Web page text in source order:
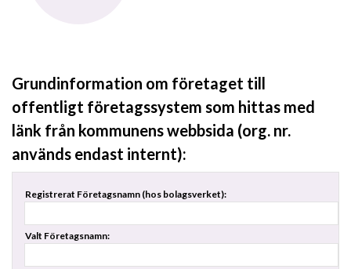
Grundinformation om företaget till
offentligt företagssystem som hittas med
länk från kommunens webbsida (org. nr.
används endast internt):
Registrerat Företagsnamn (hos bolagsverket):
Valt Företagsnamn: